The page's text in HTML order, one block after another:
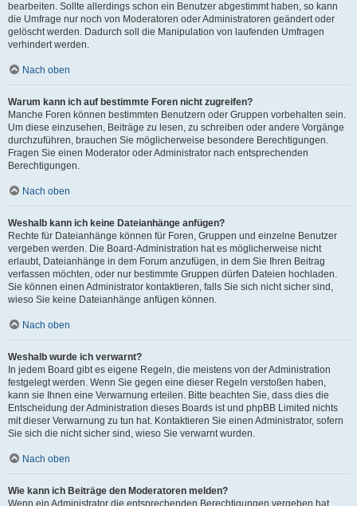
bearbeiten. Sollte allerdings schon ein Benutzer abgestimmt haben, so kann
die Umfrage nur noch von Moderatoren oder Administratoren geändert oder
gelöscht werden. Dadurch soll die Manipulation von laufenden Umfragen
verhindert werden.
Nach oben
Warum kann ich auf bestimmte Foren nicht zugreifen?
Manche Foren können bestimmten Benutzern oder Gruppen vorbehalten sein.
Um diese einzusehen, Beiträge zu lesen, zu schreiben oder andere Vorgänge
durchzuführen, brauchen Sie möglicherweise besondere Berechtigungen.
Fragen Sie einen Moderator oder Administrator nach entsprechenden
Berechtigungen.
Nach oben
Weshalb kann ich keine Dateianhänge anfügen?
Rechte für Dateianhänge können für Foren, Gruppen und einzelne Benutzer
vergeben werden. Die Board-Administration hat es möglicherweise nicht
erlaubt, Dateianhänge in dem Forum anzufügen, in dem Sie Ihren Beitrag
verfassen möchten, oder nur bestimmte Gruppen dürfen Dateien hochladen.
Sie können einen Administrator kontaktieren, falls Sie sich nicht sicher sind,
wieso Sie keine Dateianhänge anfügen können.
Nach oben
Weshalb wurde ich verwarnt?
In jedem Board gibt es eigene Regeln, die meistens von der Administration
festgelegt werden. Wenn Sie gegen eine dieser Regeln verstoßen haben,
kann sie Ihnen eine Verwarnung erteilen. Bitte beachten Sie, dass dies die
Entscheidung der Administration dieses Boards ist und phpBB Limited nichts
mit dieser Verwarnung zu tun hat. Kontaktieren Sie einen Administrator, sofern
Sie sich die nicht sicher sind, wieso Sie verwarnt wurden.
Nach oben
Wie kann ich Beiträge den Moderatoren melden?
Wenn ein Administrator die entsprechenden Berechtigungen vergeben hat,